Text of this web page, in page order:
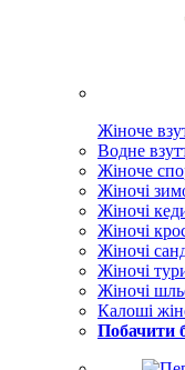
Жіноче
Водне
Жіноче
Жіночі
Жіночі
Жіночі
Жіночі
Жіночі
Жіночі
Калоші
Побачити